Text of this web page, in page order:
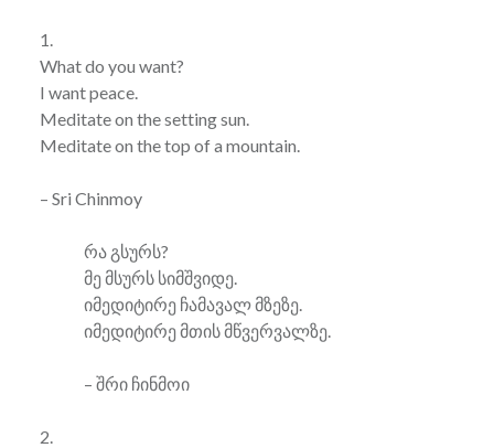
1.
What do you want?
I want peace.
Meditate on the setting sun.
Meditate on the top of a mountain.
– Sri Chinmoy
რა გსურს?
მე მსურს სიმშვიდე.
იმედიტირე ჩამავალ მზეზე.
იმედიტირე მთის მწვერვალზე.
– შრი ჩინმოი
2.